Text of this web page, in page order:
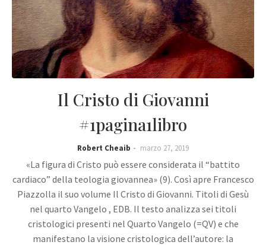
Il Cristo di Giovanni
#1pagina1libro
Robert Cheaib marzo 27, 2019
«La figura di Cristo può essere considerata il “battito
cardiaco” della teologia giovannea» (9). Così apre Francesco
Piazzolla il suo volume Il Cristo di Giovanni. Titoli di Gesù
nel quarto Vangelo , EDB. Il testo analizza sei titoli
cristologici presenti nel Quarto Vangelo (=QV) e che
manifestano la visione cristologica dell’autore: la